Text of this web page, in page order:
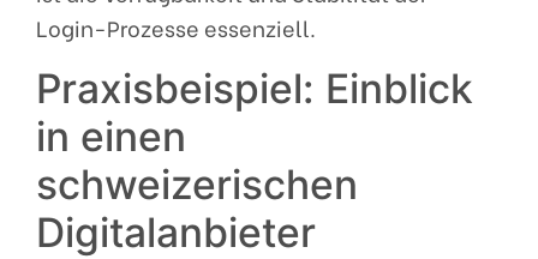
Login-Prozesse essenziell.
Praxisbeispiel: Einblick
in einen
schweizerischen
Digitalanbieter